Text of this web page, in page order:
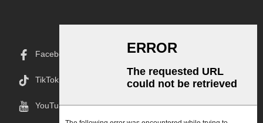
Facebook
TikTok
YouTube